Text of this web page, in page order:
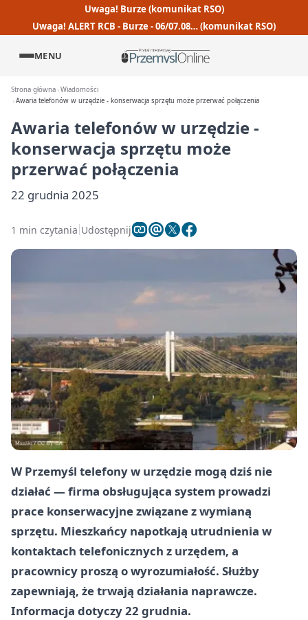
Uwaga! Burze (komunikat RSO)
Uwaga! ALERT RCB - Burze - 06/07.08… (komunikat RSO)
MENU
Strona główna Wiadomości
Awaria telefonów w urzędzie - konserwacja sprzętu może przerwać połączenia
Awaria telefonów w urzędzie -
konserwacja sprzętu może
przerwać połączenia
22 grudnia 2025
1 min czytania Udostępnij
W Przemyśl telefony w urzędzie mogą dziś nie
działać — firma obsługująca system prowadzi
prace konserwacyjne związane z wymianą
sprzętu. Mieszkańcy napotkają utrudnienia w
kontaktach telefonicznych z urzędem, a
pracownicy proszą o wyrozumiałość. Służby
zapewniają, że trwają działania naprawcze.
Informacja dotyczy22 grudnia.